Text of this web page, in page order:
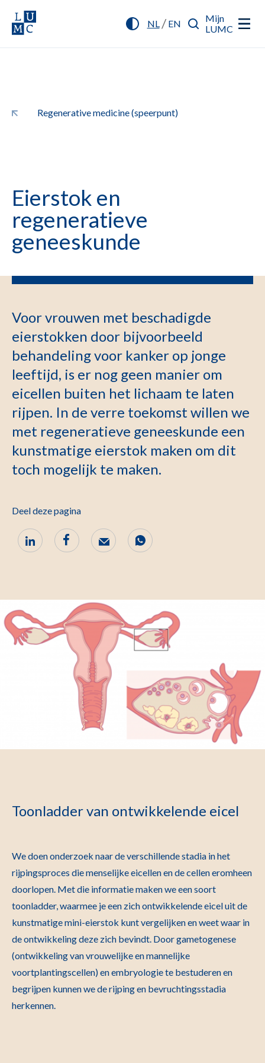
NL/ EN
Mijn
LUMC
Regenerative medicine (speerpunt)
Eierstok en
regeneratieve
geneeskunde
Voor vrouwen met beschadigde
eierstokken door bijvoorbeeld
behandeling voor kanker op jonge
leeftijd, is er nog geen manier om
eicellen buiten het lichaam te laten
rijpen. In de verre toekomst willen we
met regeneratieve geneeskunde een
kunstmatige eierstok maken om dit
toch mogelijk te maken.
Deel deze pagina
Toonladder van ontwikkelende eicel
We doen onderzoek naar de verschillende stadia in het
rijpingsproces die menselijke eicellen en de cellen eromheen
doorlopen. Met die informatie maken we een soort
toonladder, waarmee je een zich ontwikkelende eicel uit de
kunstmatige mini-eierstok kunt vergelijken en weet waar in
de ontwikkeling deze zich bevindt. Door gametogenese
(ontwikkeling van vrouwelijke en mannelijke
voortplantingscellen) en embryologie te bestuderen en
begrijpen kunnen we de rijping en bevruchtingsstadia
herkennen.